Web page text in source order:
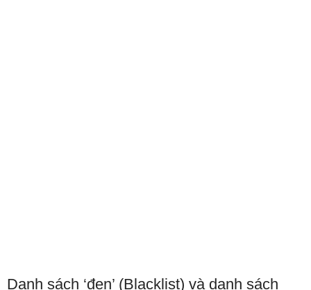
Danh sách ‘đen’ (Blacklist) và danh sách